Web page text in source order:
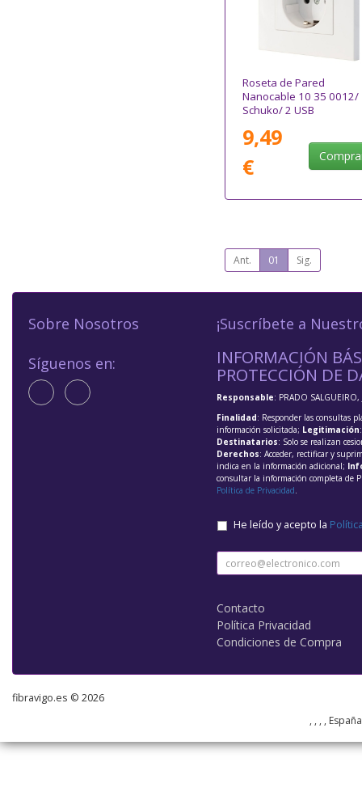
Roseta de Pared
Nanocable 10 35 0012/
Schuko/ 2 USB
9,49
€
Ant. 01 Sig.
Sobre Nosotros
Síguenos en:
¡Suscríbete a
INFORMACIÓN
PROTECCIÓN DE
Responsable: PRADO SALGUEIRO,
Finalidad: Responder las consultas
información solicitada; Legitimación
Destinatarios: Solo se realizan
Derechos: Acceder, rectificar y
indica en la información adicional;
consultar la información completa de
Política de Privacidad.
He leído y acepto la
Contacto
Política Privacidad
Condiciones de Compra
fibravigo.es © 2026
, , , ,